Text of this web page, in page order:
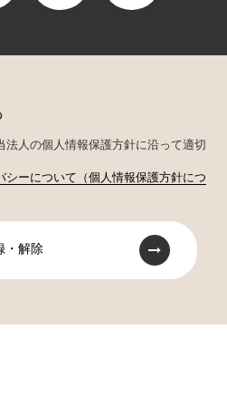
法人の個人情報保護方針に沿って適切
シーについて（個人情報保護方針につ
・解除